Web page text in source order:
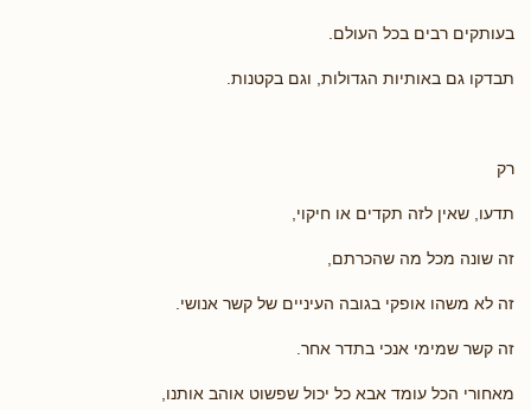
בעותקים רבים בכל העולם.
תבדקו גם באותיות הגדולות, וגם בקטנות.
רק
תדעו, שאין לזה תקדים או חיקוי,
זה שונה מכל מה שהכרתם,
זה לא משהו אופקי בגובה העיניים של קשר אנושי.
זה קשר שמימי אנכי בתדר אחר.
מאחורי הכל עומד אבא כל יכול שפשוט אוהב אותנו,